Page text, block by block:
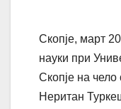
Скопје, март
науки при
Скопје на
Неритан